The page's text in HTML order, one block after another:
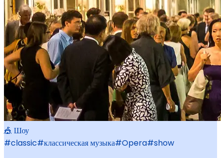
🎪 Шоу
#classic#классическая музыка#Opera#show